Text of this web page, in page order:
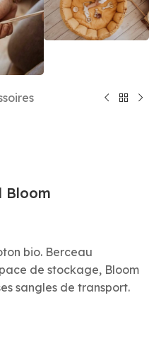
Bloom
bio. Berceau
de stockage, Bloom
sangles de transport.